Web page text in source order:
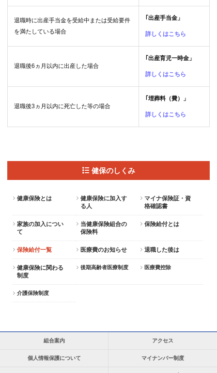
退職時に出産手当金を受給中または受給要件
を満たしている場合
｢出産手当金」
詳しくはこちら
退職後6ヵ月以内に出産した場合
｢出産育児一時金」
詳しくはこちら
退職後3ヵ月以内に死亡した等の場合
｢埋葬料（費）」
詳しくはこちら
健保のしくみ
健康保険とは
健康保険に加入す
る人
マイナ保険証・資
格確認書
家族の加入につい
て
当健康保険組合の
保険料
保険給付とは
保険給付一覧 医療費のお知らせ 退職した後は
健康保険に関わる
制度
後期高齢者医療制度 医療費控除
介護保険制度
組合案内 アクセス
個人情報保護について マイナンバー制度